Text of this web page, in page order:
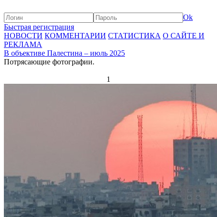
Ok
Быстрая регистрация
НОВОСТИ КОММЕНТАРИИ СТАТИСТИКА О САЙТЕ И
РЕКЛАМА
В объективе Палестина – июль 2025
Потрясающие фотографии.
1